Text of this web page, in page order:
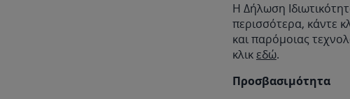
Η Δήλωση
περισσότερα, κάντε
και παρόμοιας
κλικεδώ.
Προσβασιμότητα